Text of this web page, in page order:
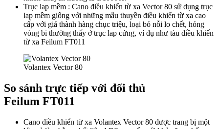
Trục lap mềm : Cano điều khiển từ xa Vector 80 sử dụng trục
lap mềm giống với những mẫu thuyền điều khiển từ xa cao
cấp với giá thành hàng chục triệu, loại bỏ nỗi lo chết, hỏng
vòng bi thường thấy ở trục lap cứng, ví dụ như tàu điều khiển
từ xa Feilum FT011
Volantex Vector 80
So sánh trực tiếp với đối thủ
Feilum FT011
Cano điều khiển từ xa Volantex Vector 80 được trang bị một